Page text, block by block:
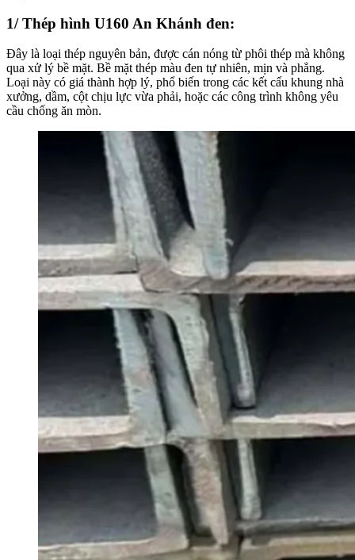
1/ Thép hình U160 An Khánh đen:
Đây là loại thép nguyên bản, được cán nóng từ phôi thép mà không
qua xử lý bề mặt. Bề mặt thép màu đen tự nhiên, mịn và phẳng.
Loại này có giá thành hợp lý, phổ biến trong các kết cấu khung nhà
xưởng, dầm, cột chịu lực vừa phải, hoặc các công trình không yêu
cầu chống ăn mòn.